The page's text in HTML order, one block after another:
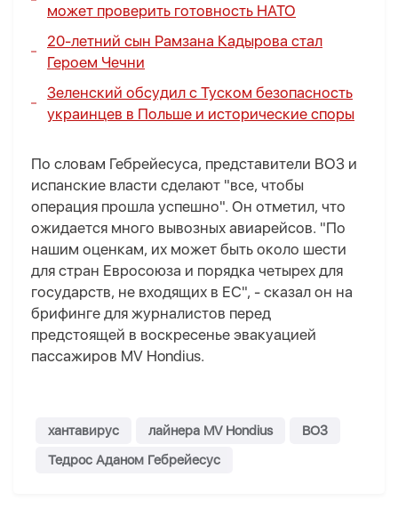
может проверить готовность НАТО
20-летний сын Рамзана Кадырова стал
Героем Чечни
Зеленский обсудил с Туском безопасность
украинцев в Польше и исторические споры
По словам Гебрейесуса, представители ВОЗ и
испанские власти сделают "все, чтобы
операция прошла успешно". Он отметил, что
ожидается много вывозных авиарейсов. "По
нашим оценкам, их может быть около шести
для стран Евросоюза и порядка четырех для
государств, не входящих в ЕС", - сказал он на
брифинге для журналистов перед
предстоящей в воскресенье эвакуацией
пассажиров MV Hondius.
хантавирус лайнера MV Hondius
ВОЗ
Тедрос Аданом Гебрейесус